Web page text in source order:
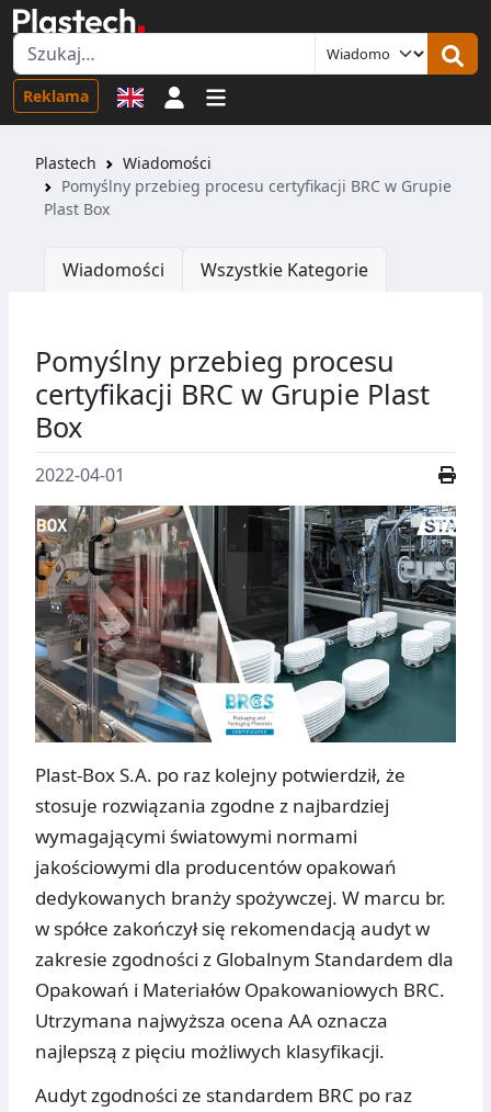
Reklama Logowanie
Plastech
Wiadomości
Pomyślny przebieg procesu certyfikacji BRC w Grupie
Plast Box
Wiadomości Wszystkie Kategorie
Pomyślny przebieg procesu
certyfikacji BRC w Grupie Plast
Box
2022-04-01
Plast-Box S.A. po raz kolejny potwierdził, że
stosuje rozwiązania zgodne z najbardziej
wymagającymi światowymi normami
jakościowymi dla producentów opakowań
dedykowanych branży spożywczej. W marcu br.
w spółce zakończył się rekomendacją audyt w
zakresie zgodności z Globalnym Standardem dla
Opakowań i Materiałów Opakowaniowych BRC.
Utrzymana najwyższa ocena AA oznacza
najlepszą z pięciu możliwych klasyfikacji.
Audyt zgodności ze standardem BRC po raz